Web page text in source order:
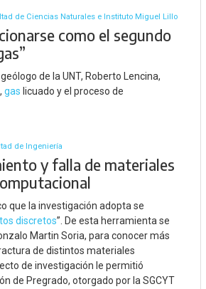
de Ciencias Naturales e Instituto Miguel Lillo
como el segundo
de la UNT, Roberto Lencina,
gas licuado y el proceso de
de Ingeniería
y falla de materiales
que la investigación adopta se
discretos”. De esta herramienta se
Martin Soria, para conocer más
de distintos materiales
de investigación le permitió
de Pregrado, otorgado por la SGCYT